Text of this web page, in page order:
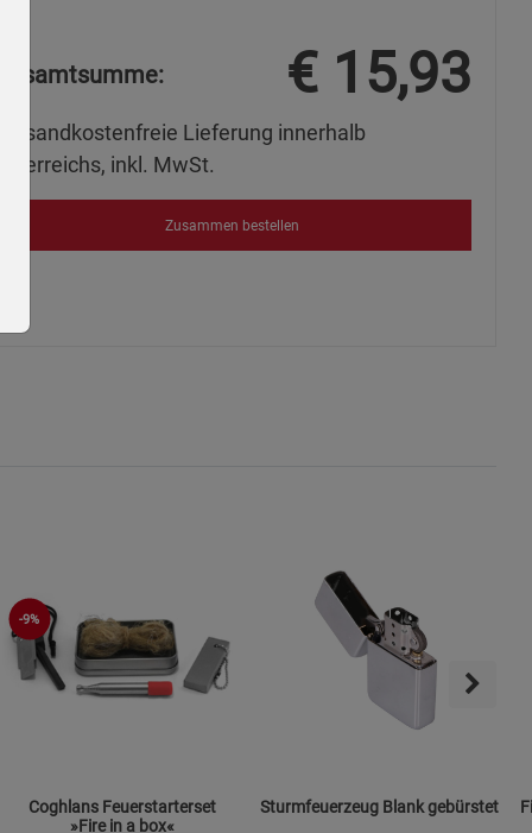
Gesamtsumme: € 15,93
Versandkostenfreie Lieferung innerhalb
Österreichs, inkl. MwSt.
Zusammen bestellen
-9%
Coghlans Feuerstarterset
»Fire in a box«
Sturmfeuerzeug Blank gebürstet